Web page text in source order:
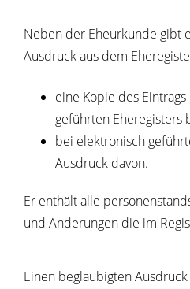
Neben der Eheurkunde gibt
Ausdruck aus dem
eine Kopie des
geführten Eheregisters
bei elektronisch
Ausdruck davon.
Er enthält alle
und Änderungen die im
Einen beglaubigten